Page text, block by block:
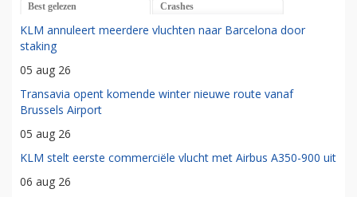
Best gelezen Crashes
KLM annuleert meerdere vluchten naar Barcelona door
staking
05 aug 26
Transavia opent komende winter nieuwe route vanaf
Brussels Airport
05 aug 26
KLM stelt eerste commerciële vlucht met Airbus A350-900 uit
06 aug 26